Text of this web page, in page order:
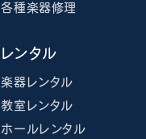
各種楽器修理
レンタル
楽器レンタル
教室レンタル
ホールレンタル